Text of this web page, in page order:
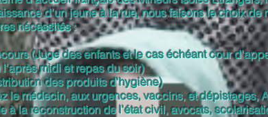
d’un jeune à la rue, nous faisons le choix de
nécessités :
(Juge des enfants et le cas échéant cour
midi et repas du soir)
des produits d'hygiène)
médecin, aux urgences, vaccins, et dépistages,
la reconstruction de l'état civil, avocats,